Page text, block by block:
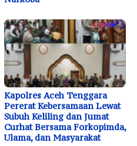
Kapolres Aceh Tenggara
Pererat Kebersamaan Lewat
Subuh Keliling dan Jumat
Curhat Bersama Forkopimda,
Ulama, dan Masyarakat